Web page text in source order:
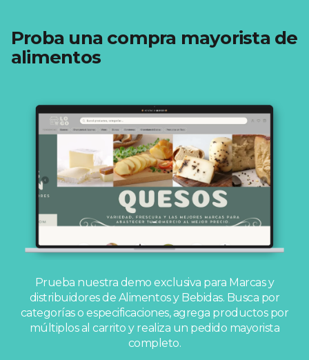
Proba una compra mayorista de
alimentos
Prueba nuestra demo exclusiva para Marcas y
distribuidores de Alimentos y Bebidas. Busca por
categorías o especificaciones, agrega productos por
múltiplos al carrito y realiza un pedido mayorista
completo.